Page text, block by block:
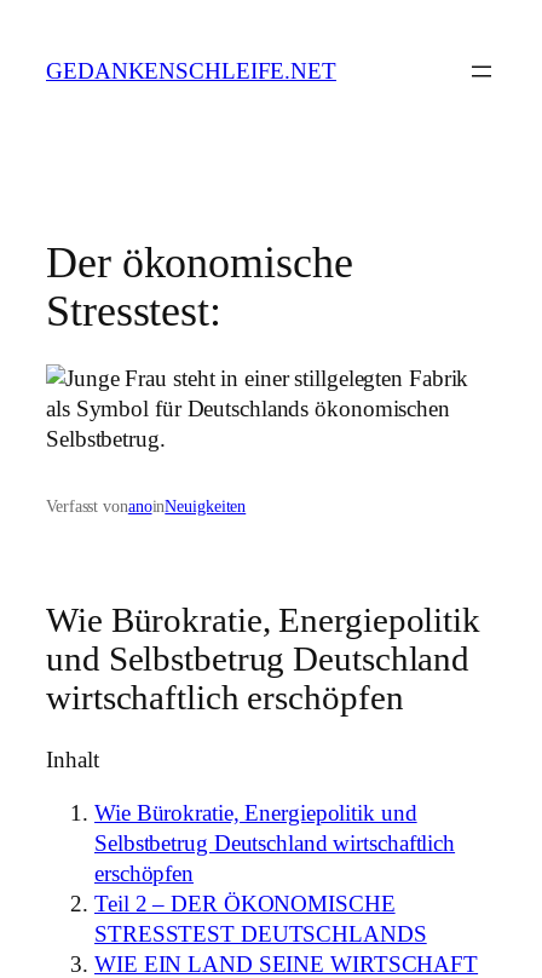
springen
GEDANKENSCHLEIFE.NET
Der ökonomische
Stresstest:
Verfasst vonanoinNeuigkeiten
Wie Bürokratie, Energiepolitik
und Selbstbetrug Deutschland
wirtschaftlich erschöpfen
Inhalt
Wie Bürokratie, Energiepolitik und
Selbstbetrug Deutschland wirtschaftlich
erschöpfen
Teil 2 – DER ÖKONOMISCHE
STRESSTEST DEUTSCHLANDS
WIE EIN LAND SEINE WIRTSCHAFT